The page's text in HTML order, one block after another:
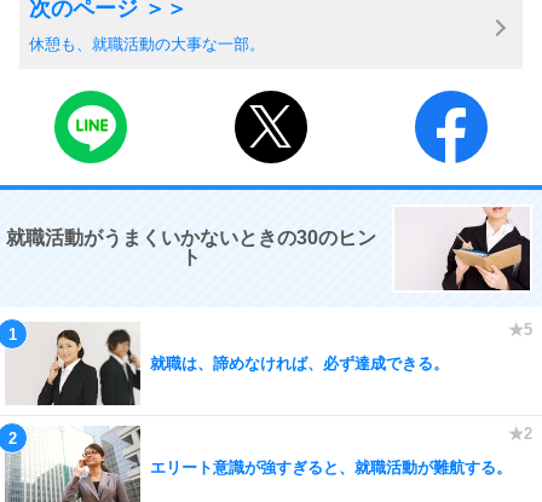
休憩も、就職活動の大事な一部。
就職活動がうまくいかないときの30のヒン
ト
就職は、諦めなければ、必ず達成できる。
エリート意識が強すぎると、就職活動が難航する。